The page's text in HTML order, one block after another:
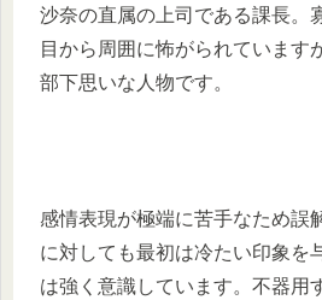
沙奈の直属の上司である課長。
目から周囲に怖がられています
部下思いな人物です。
感情表現が極端に苦手なため誤
に対しても最初は冷たい印象を
は強く意識しています。不器用